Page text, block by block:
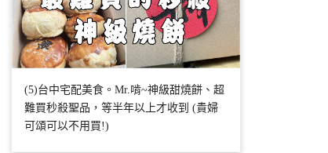
(5)台中宅配美食。Mr.啃~神級甜燒餅、超
難買秒殺聖品，等半年以上才收到 (貴婦
可頌可以不用買!)